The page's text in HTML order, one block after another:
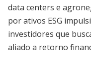
data centers e
por ativos ESG
investidores que
aliado a retorno